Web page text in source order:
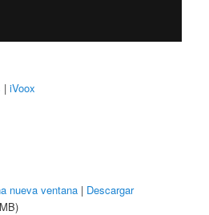
|iVoox
nueva ventana | Descargar